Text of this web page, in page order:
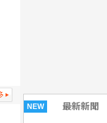
NEW 最新新聞